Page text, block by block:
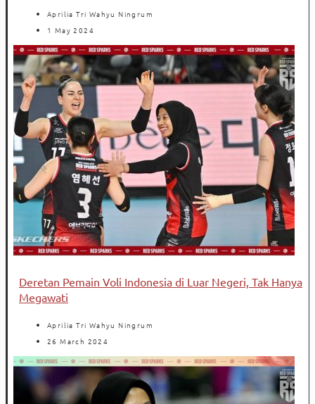
Aprilia Tri Wahyu Ningrum
1 May 2024
Deretan Pemain Voli Indonesia di Luar Negeri, Tak Hanya
Megawati
Aprilia Tri Wahyu Ningrum
26 March 2024